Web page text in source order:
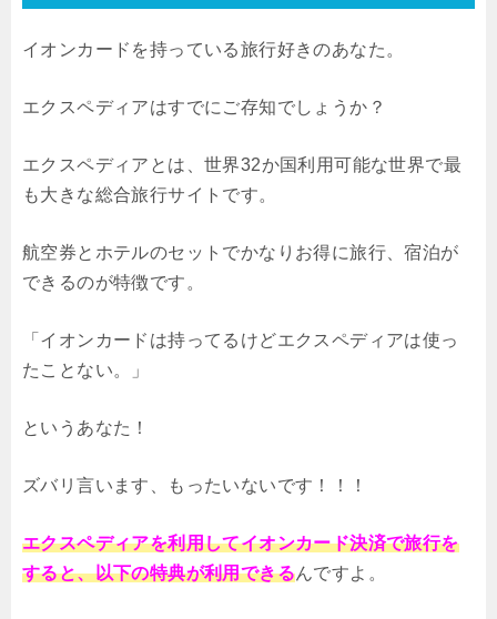
イオンカードを持っている旅行好きのあなた。
エクスペディアはすでにご存知でしょうか？
エクスペディアとは、世界32か国利用可能な世界で最
も大きな総合旅行サイトです。
航空券とホテルのセットでかなりお得に旅行、宿泊が
できるのが特徴です。
「イオンカードは持ってるけどエクスペディアは使っ
たことない。」
というあなた！
ズバリ言います、もったいないです！！！
エクスペディアを利用してイオンカード決済で旅行を
すると、以下の特典が利用できるんですよ。